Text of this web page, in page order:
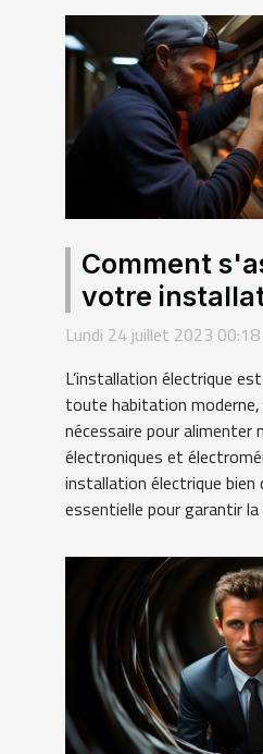
Comment
votre
électrique
Lundi 24 juillet 2023 00:18
L’installation électrique
toute habitation moderne,
nécessaire pour alimenter
électroniques et
installation électrique bien
essentielle pour garantir